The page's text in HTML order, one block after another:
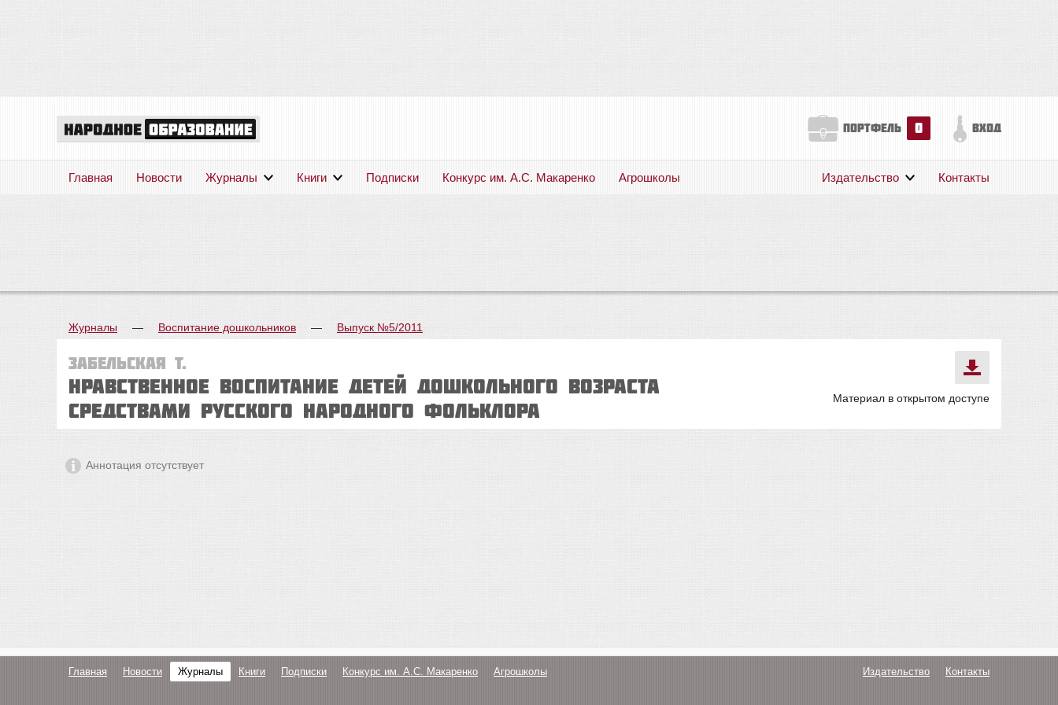
портфель 0 вход
Главная Новости Журналы Книги Подписки Конкурс им. А.С. Макаренко Агрошколы Издательство Контакты
Журналы — Воспитание дошкольников — Выпуск №5/2011
Забельская Т.
Нравственное воспитание детей дошкольного возраста
средствами русского народного фольклора
Материал в открытом доступе
Аннотация отсутствует
Главная Новости Журналы Книги Подписки Конкурс им. А.С. Макаренко Агрошколы Издательство Контакты